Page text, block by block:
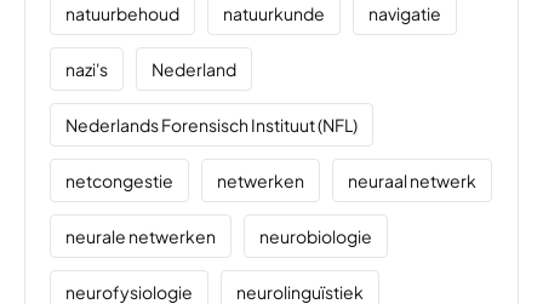
natuurbehoud natuurkunde navigatie
nazi's Nederland
Nederlands Forensisch Instituut (NFL)
netcongestie netwerken neuraal netwerk
neurale netwerken neurobiologie
neurofysiologie neurolinguïstiek